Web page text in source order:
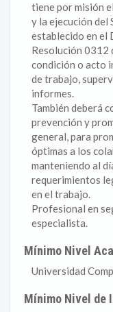
tiene por misión
y la ejecución del
establecido en el
Resolución 0312
condición o acto
de trabajo,
informes.
También deberá
prevención y
general, para
óptimas a los
manteniendo al
requerimientos
en el trabajo.
Profesional en
especialista.
Mínimo Nivel
Universidad
Mínimo Nivel de